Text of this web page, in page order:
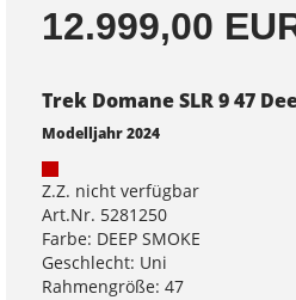
12.999,00
Trek Domane SLR 9 47
Modelljahr 2024
Z.Z. nicht verfügbar
Art.Nr. 5281250
Farbe: DEEP SMOKE
Geschlecht: Uni
Rahmengröße: 47